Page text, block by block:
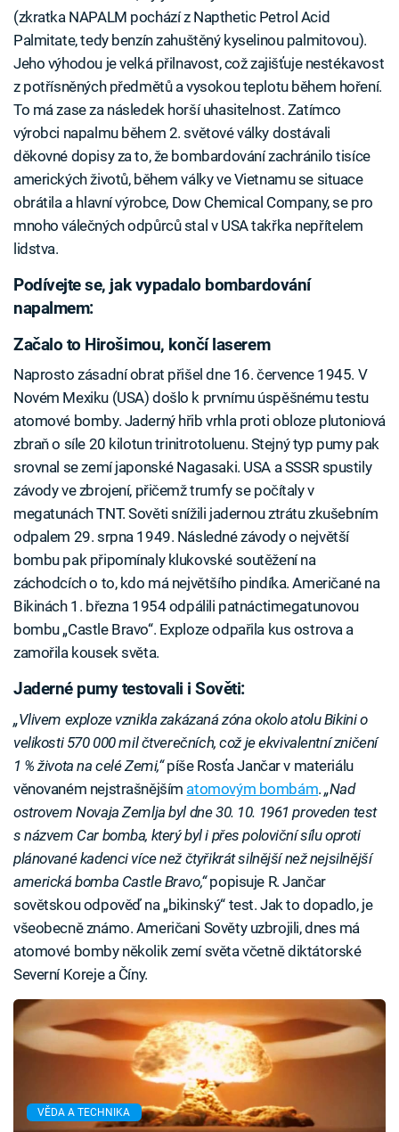
(zkratka NAPALM pochází z Napthetic Petrol Acid
Palmitate, tedy benzín zahuštěný kyselinou palmitovou).
Jeho výhodou je velká přilnavost, což zajišťuje nestékavost
z potřísněných předmětů a vysokou teplotu během hoření.
To má zase za následek horší uhasitelnost. Zatímco
výrobci napalmu během 2. světové války dostávali
děkovné dopisy za to, že bombardování zachránilo tisíce
amerických životů, během války ve Vietnamu se situace
obrátila a hlavní výrobce, Dow Chemical Company, se pro
mnoho válečných odpůrců stal v USA takřka nepřítelem
lidstva.
Podívejte se, jak vypadalo bombardování
napalmem:
Začalo to Hirošimou, končí laserem
Naprosto zásadní obrat přišel dne 16. července 1945. V
Novém Mexiku (USA) došlo k prvnímu úspěšnému testu
atomové bomby. Jaderný hřib vrhla proti obloze plutoniová
zbraň o síle 20 kilotun trinitrotoluenu. Stejný typ pumy pak
srovnal se zemí japonské Nagasaki. USA a SSSR spustily
závody ve zbrojení, přičemž trumfy se počítaly v
megatunách TNT. Sověti snížili jadernou ztrátu zkušebním
odpalem 29. srpna 1949. Následné závody o největší
bombu pak připomínaly klukovské soutěžení na
záchodcích o to, kdo má největšího pindíka. Američané na
Bikinách 1. března 1954 odpálili patnáctimegatunovou
bombu „Castle Bravo“. Exploze odpařila kus ostrova a
zamořila kousek světa.
Jaderné pumy testovali i Sověti:
„Vlivem exploze vznikla zakázaná zóna okolo atolu Bikini o
velikosti 570 000 mil čtverečních, což je ekvivalentní zničení
1 % života na celé Zemi,“píše Rosťa Jančar v materiálu
věnovaném nejstrašnějším atomovým bombám.„Nad
ostrovem Novaja Zemlja byl dne 30. 10. 1961 proveden test
s názvem Car bomba, který byl i přes poloviční sílu oproti
plánované kadenci více než čtyřikrát silnější než nejsilnější
americká bomba Castle Bravo,“popisuje R. Jančar
sovětskou odpověď na „bikinský“ test. Jak to dopadlo, je
všeobecně známo. Američani Sověty uzbrojili, dnes má
atomové bomby několik zemí světa včetně diktátorské
Severní Koreje a Číny.
VĚDA A TECHNIKA